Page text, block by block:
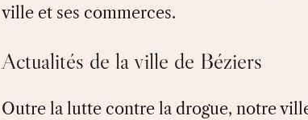
ville et ses commerces.
Actualités de la ville de Béziers
Outre la lutte contre la drogue, notre